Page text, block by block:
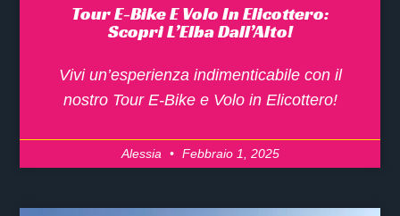
Tour E-Bike E Volo In Elicottero:
Scopri L’Elba Dall’Alto!
Vivi un’esperienza indimenticabile con il
nostro Tour E-Bike e Volo in Elicottero!
Alessia Febbraio 1, 2025